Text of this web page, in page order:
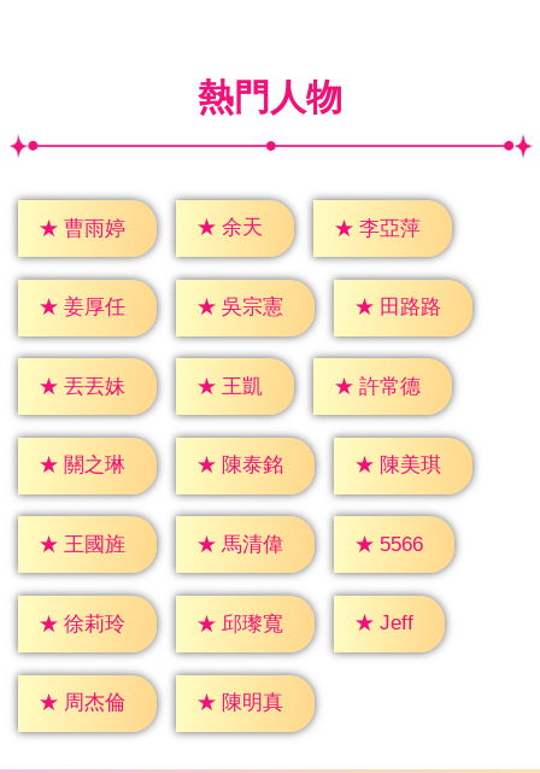
熱門人物
★ 曹雨婷 ★ 余天 ★ 李亞萍
★ 姜厚任 ★ 吳宗憲 ★ 田路路
★ 丟丟妹 ★ 王凱 ★ 許常德
★ 關之琳 ★ 陳泰銘 ★ 陳美琪
★ 王國旌 ★ 馬清偉 ★ 5566
★ 徐莉玲 ★ 邱瓈寬 ★ Jeff
★ 周杰倫 ★ 陳明真